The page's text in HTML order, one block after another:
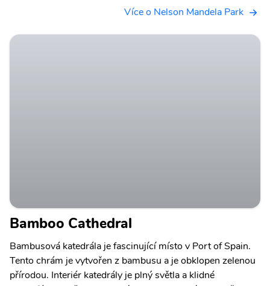
Více o Nelson Mandela Park
Bamboo Cathedral
Bambusová katedrála je fascinující místo v Port of Spain.
Tento chrám je vytvořen z bambusu a je obklopen zelenou
přírodou. Interiér katedrály je plný světla a klidné